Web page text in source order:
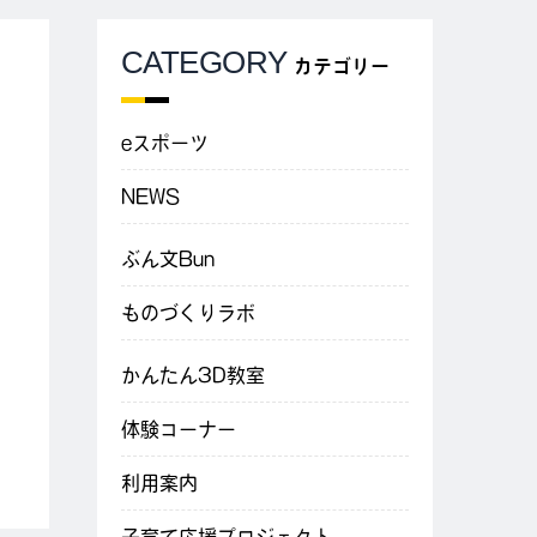
CATEGORY カテゴリー
eスポーツ
NEWS
ぶん文Bun
ものづくりラボ
かんたん3D教室
体験コーナー
利用案内